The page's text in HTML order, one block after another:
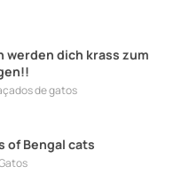
werden dich krass zum
de gatos
of Bengal cats